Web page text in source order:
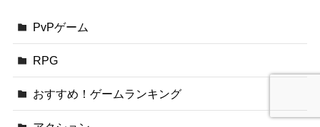
PvPゲーム
RPG
おすすめ！ゲームランキング